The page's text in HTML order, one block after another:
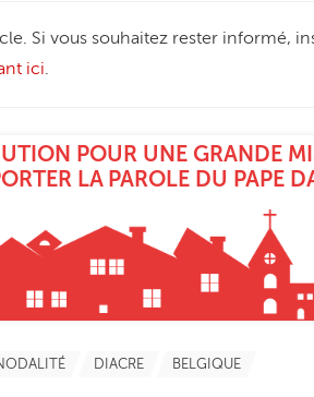
Si vous souhaitez rester informé,
ici.
POUR UNE GRANDE
LA PAROLE DU PAPE
DIACRE BELGIQUE